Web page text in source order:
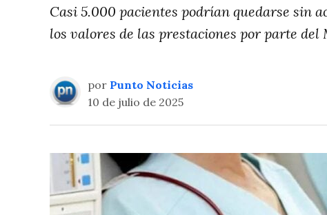
Casi 5.000 pacientes podrían quedarse sin
los valores de las prestaciones por parte
por Punto Noticias
10 de julio de 2025